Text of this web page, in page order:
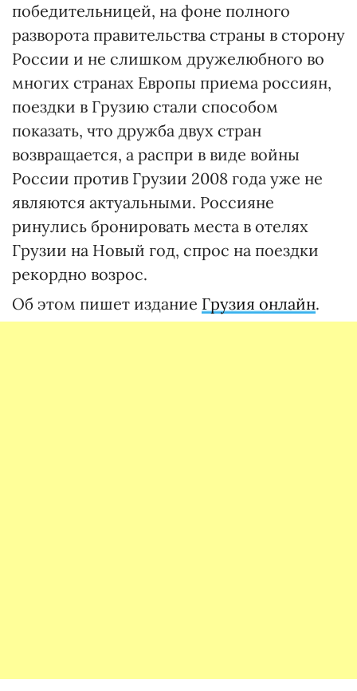
победительницей, на фоне полного
разворота правительства страны в сторону
России и не слишком дружелюбного во
многих странах Европы приема россиян,
поездки в Грузию стали способом
показать, что дружба двух стран
возвращается, а распри в виде войны
России против Грузии 2008 года уже не
являются актуальными. Россияне
ринулись бронировать места в отелях
Грузии на Новый год, спрос на поездки
рекордно возрос.
Об этом пишет издание Грузия онлайн.